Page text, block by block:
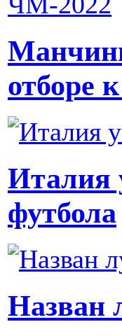
отборе
Италия
футбола
Назван